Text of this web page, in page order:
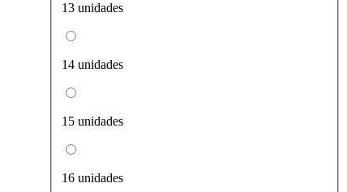
13 unidades
14 unidades
15 unidades
16 unidades